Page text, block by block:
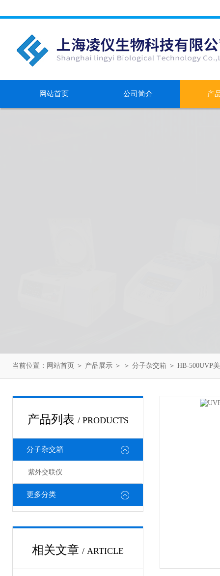
网站首页 公司简介 产
当前位置： 网站首页 ＞ 产品展示 ＞ ＞ 分子杂交箱 ＞ HB-500UVP
产品列表 / PRODUCTS
分子杂交箱
紫外交联仪
更多分类
相关文章 / ARTICLE